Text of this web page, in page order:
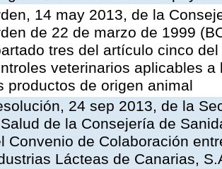
14 may 2013, de la
de 22 de marzo de 1999
tres del artículo cinco
veterinarios aplicables
productos de origen animal
24 sep 2013, de la
de la Consejería de
Convenio de Colaboración
Lácteas de Canarias,